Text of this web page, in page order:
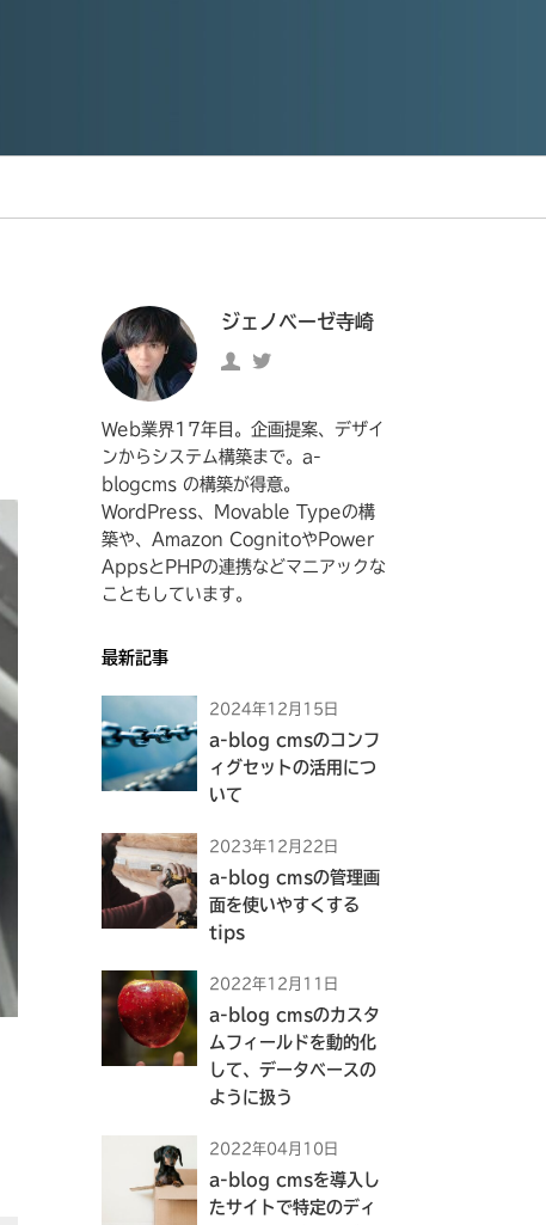
ジェノベーゼ寺崎
ジ
ノ
ベ
ー
ゼ
寺
崎
フ
ィ
ー
へ
の
リ
ン
https://twitter.com/
Twitter
へ
の
リ
ン
Web業界17年目。企画提案、デザイ
ンからシステム構築まで。a-
blogcms の構築が得意。
WordPress、Movable Typeの構
築や、Amazon CognitoやPower
AppsとPHPの連携などマニアックな
こともしています。
最新記事
2024年12月15日
a-blog cmsのコンフ
ィグセットの活用につ
いて
2023年12月22日
a-blog cmsの管理画
面を使いやすくする
tips
2022年12月11日
a-blog cmsのカスタ
ムフィールドを動的化
して、データベースの
ように扱う
2022年04月10日
a-blog cmsを導入し
たサイトで特定のディ